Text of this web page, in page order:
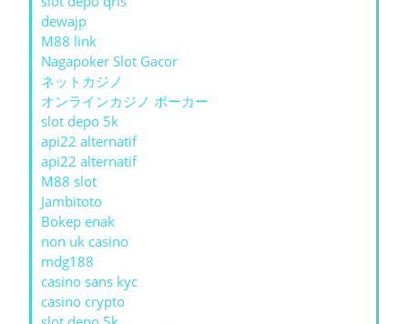
dewajp
M88 link
Nagapoker Slot Gacor
ネットカジノ
オンラインカジノ ポーカー
slot depo 5k
api22 alternatif
api22 alternatif
M88 slot
Jambitoto
Bokep enak
non uk casino
mdg188
casino sans kyc
casino crypto